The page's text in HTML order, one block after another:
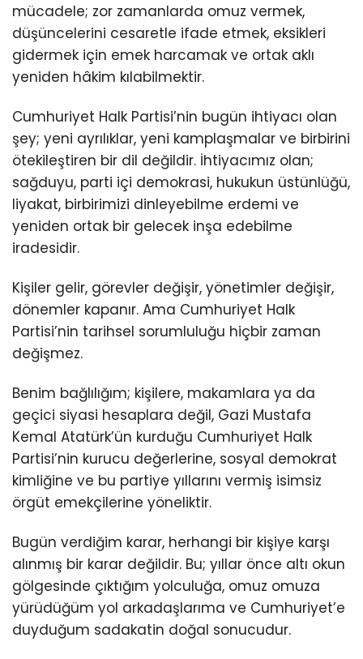
mücadele; zor zamanlarda omuz vermek,
düşüncelerini cesaretle ifade etmek, eksikleri
gidermek için emek harcamak ve ortak aklı
yeniden hâkim kılabilmektir.
Cumhuriyet Halk Partisi’nin bugün ihtiyacı olan
şey; yeni ayrılıklar, yeni kamplaşmalar ve birbirini
ötekileştiren bir dil değildir. İhtiyacımız olan;
sağduyu, parti içi demokrasi, hukukun üstünlüğü,
liyakat, birbirimizi dinleyebilme erdemi ve
yeniden ortak bir gelecek inşa edebilme
iradesidir.
Kişiler gelir, görevler değişir, yönetimler değişir,
dönemler kapanır. Ama Cumhuriyet Halk
Partisi’nin tarihsel sorumluluğu hiçbir zaman
değişmez.
Benim bağlılığım; kişilere, makamlara ya da
geçici siyasi hesaplara değil, Gazi Mustafa
Kemal Atatürk’ün kurduğu Cumhuriyet Halk
Partisi’nin kurucu değerlerine, sosyal demokrat
kimliğine ve bu partiye yıllarını vermiş isimsiz
örgüt emekçilerine yöneliktir.
Bugün verdiğim karar, herhangi bir kişiye karşı
alınmış bir karar değildir. Bu; yıllar önce altı okun
gölgesinde çıktığım yolculuğa, omuz omuza
yürüdüğüm yol arkadaşlarıma ve Cumhuriyet’e
duyduğum sadakatin doğal sonucudur.